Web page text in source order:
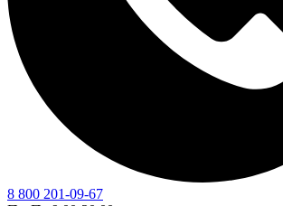
8 800 201-09-67